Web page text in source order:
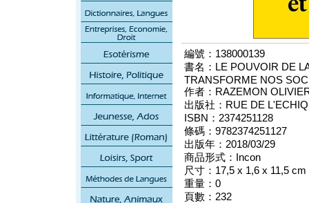
編號：138000139
書名：LE POUVOIR DE
TRANSFORME NOS SOC
作者：RAZEMON
出版社：RUE DE
ISBN：2374251128
條碼：9782374251127
出版年：2018/03/29
商品形式：Incon
尺寸：17,5 x 1,6 x 11,5 cm
重量：0
頁數：232